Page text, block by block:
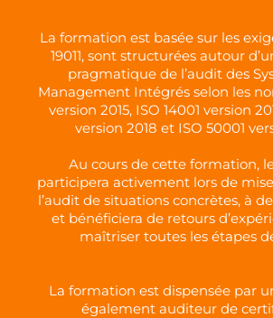
La formation est basée sur les
19011, sont structurées autour
pragmatique de l’audit des
Management Intégrés selon les
version 2015, ISO 14001 version
version 2018 et ISO 50001
Au cours de cette formation,
participera activement lors de
l’audit de situations concrètes, à
et bénéficiera de retours
maîtriser toutes les étapes
La formation est dispensée par
également auditeur de